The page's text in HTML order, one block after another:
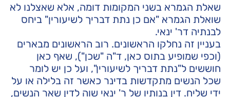
שאלת הגמרא בשני המקומות דומה, אלא שאצלנו לא
שואלת הגמרא "אם כן נתת דבריך לשיעורין" ביחס
לבנתיה דר' ינאי.
בעניין זה נחלקו הראשונים. רוב הראשונים מבארים
(וכפי שמופיע בתוס כאן, ד"ה "שכן"), שאף כאן
חוששים ל"נתת דבריך לשיעורין", ועל כן יש לומר
שכל הנשים מתקדשות בדינר כאשר זה בלילה או על
ידי שליח. דין בנותיו של ר' ינאי שוה לדין שאר הנשים,